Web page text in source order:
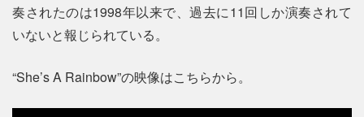
奏されたのは1998年以来で、過去に11回しか演奏されて
いないと報じられている。
“She’s A Rainbow”の映像はこちらから。